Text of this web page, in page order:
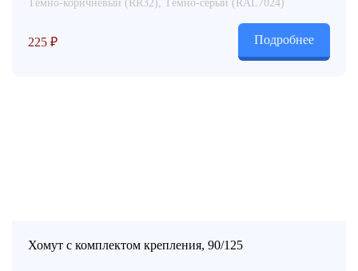
Тёмно-коричневый (RR32), Тёмно-серый (RAL7024)
225 ₽ Подробнее
Хомут с комплектом крепления, 90/125